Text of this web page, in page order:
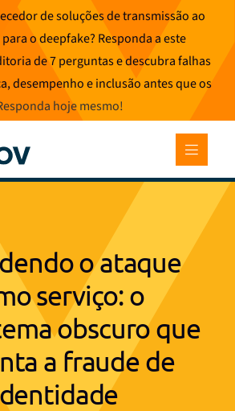
de soluções de transmissão ao
o deepfake? Responda a este
de 7 perguntas e descubra falhas
desempenho e inclusão antes que os
hoje mesmo!
o ataque
serviço: o
obscuro que
a fraude de